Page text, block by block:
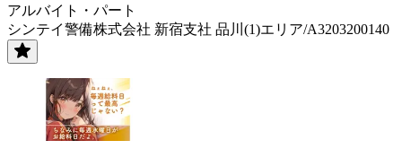
アルバイト・パート
シンテイ警備株式会社 新宿支社 品川(1)エリア/A3203200140